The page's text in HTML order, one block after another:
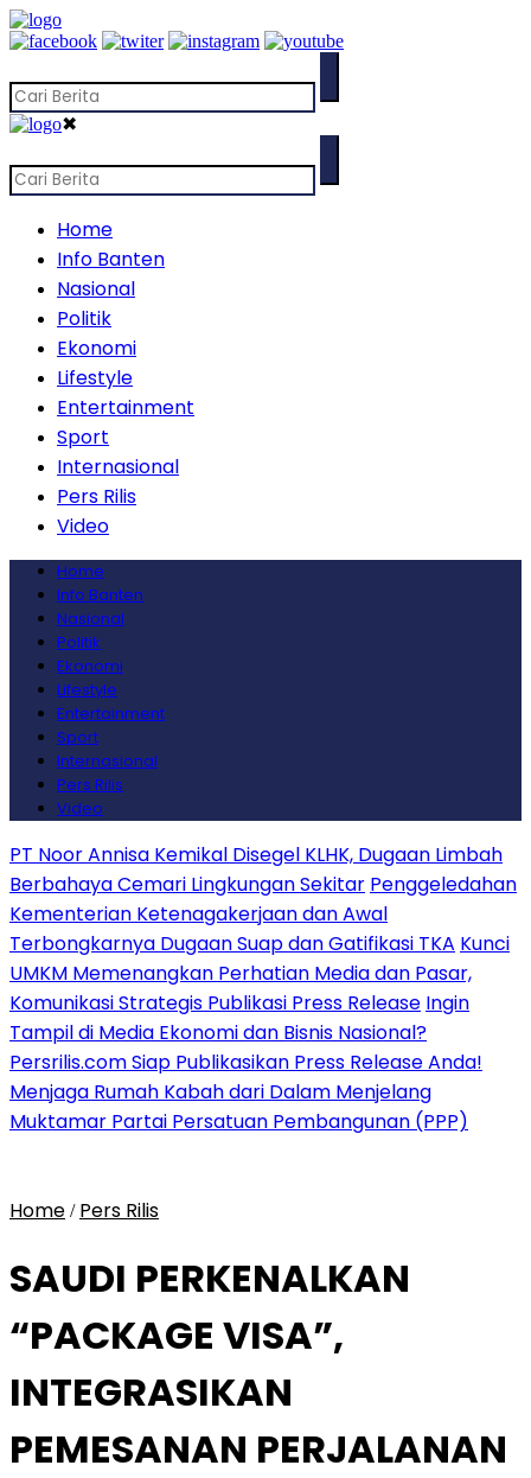
✖
Home
Info Banten
Nasional
Politik
Ekonomi
Lifestyle
Entertainment
Sport
Internasional
Pers Rilis
Video
Home
Info Banten
Nasional
Politik
Ekonomi
Lifestyle
Entertainment
Sport
Internasional
Pers Rilis
Video
PT Noor Annisa Kemikal Disegel KLHK, Dugaan Limbah
Berbahaya Cemari Lingkungan Sekitar Penggeledahan
Kementerian Ketenagakerjaan dan Awal
Terbongkarnya Dugaan Suap dan Gatifikasi TKA Kunci
UMKM Memenangkan Perhatian Media dan Pasar,
Komunikasi Strategis Publikasi Press Release Ingin
Tampil di Media Ekonomi dan Bisnis Nasional?
Persrilis.com Siap Publikasikan Press Release Anda!
Menjaga Rumah Kabah dari Dalam Menjelang
Muktamar Partai Persatuan Pembangunan (PPP)
Home / Pers Rilis
SAUDI PERKENALKAN
“PACKAGE VISA”,
INTEGRASIKAN
PEMESANAN PERJALANAN